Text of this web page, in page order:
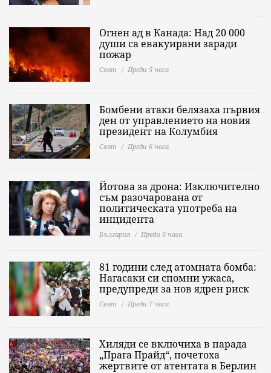
Огнен ад в Канада: Над 20 000
души са евакуирани заради
пожар
Свят Преди 5 часа
Бомбени атаки белязаха първия
ден от управлението на новия
президент на Колумбия
Свят Преди 6 часа
Йотова за дрона: Изключително
съм разочарована от
политическата употреба на
инцидента
България Преди 6 часа
81 години след атомната бомба:
Нагасаки си спомни ужаса,
предупреди за нов ядрен риск
Свят Преди 7 часа
Хиляди се включиха в парада
„Прага Прайд“, почетоха
жертвите от атентата в Берлин